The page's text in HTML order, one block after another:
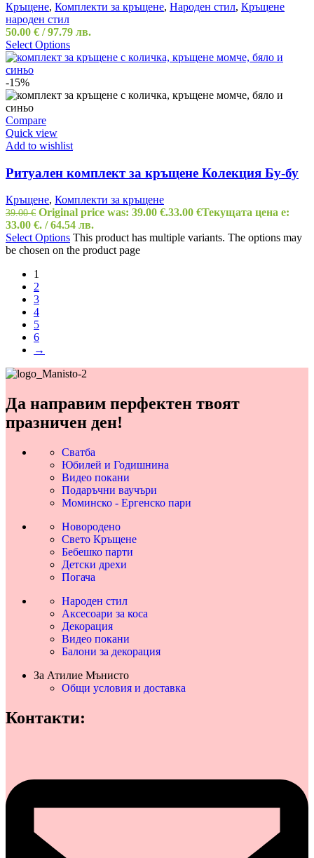
Кръщене, Комплекти за кръщене, Народен стил, Кръщене
народен стил
50.00 € / 97.79 лв.
Select Options
-15%
Compare
Quick view
Add to wishlist
Ритуален комплект за кръщене Колекция Бу-бу
Кръщене, Комплекти за кръщене
39.00€ Original price was: 39.00 €.33.00 €Текущата цена е:
33.00 €. / 64.54 лв.
Select Options This product has multiple variants. The options may
be chosen on the product page
1
2
3
4
5
6
→
Да направим перфектен твоят
празничен ден!
Сватба
Юбилей и Годишнина
Видео покани
Подаръчни ваучъри
Моминско - Ергенско пари
Новородено
Свето Кръщене
Бебешко парти
Детски дрехи
Погача
Народен стил
Аксесоари за коса
Декорация
Видео покани
Балони за декорация
За Атилие Мънисто
Общи условия и доставка
Контакти: